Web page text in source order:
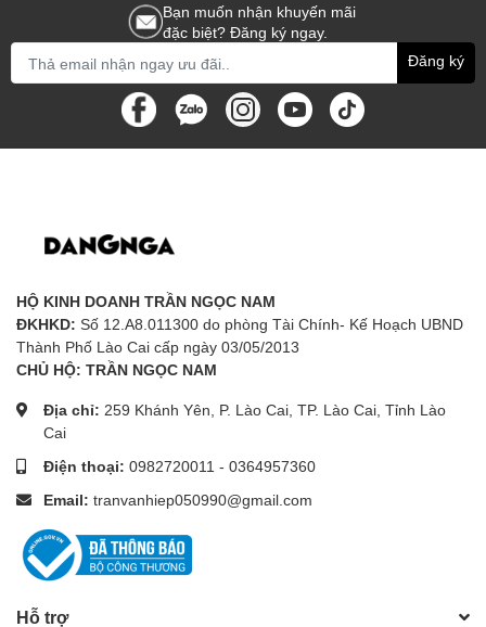
Bạn muốn nhận khuyến mãi
đặc biệt? Đăng ký ngay.
Đăng ký
HỘ KINH DOANH TRẦN NGỌC NAM
ĐKHKD: Số 12.A8.011300 do phòng Tài Chính- Kế Hoạch UBND
Thành Phố Lào Cai cấp ngày 03/05/2013
CHỦ HỘ: TRẦN NGỌC NAM
Địa chỉ: 259 Khánh Yên, P. Lào Cai, TP. Lào Cai, Tỉnh Lào
Cai
Điện thoại: 0982720011 - 0364957360
Email: tranvanhiep050990@gmail.com
Hỗ trợ